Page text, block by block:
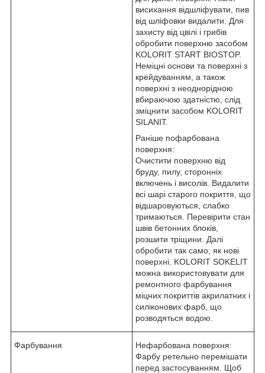
висихання відшліфувати, пив
від шліфовки видалити. Для
захисту від цвілі і грибів
обробити поверхню засобом
KOLORIT START BIOSTOP.
Неміцні основи та поверхні з
крейдуванням, а також
поверхні з неоднорідною
вбираючою здатністю, слід
зміцнити засобом KOLORIT
SILANIT.
Раніше пофарбована
поверхня:
Очистити поверхню від
бруду, пилу, сторонніх
включень і висолів. Видалити
всі шарі старого покриття, що
відшаровуються, слабко
тримаються. Перевірити стан
швів бетонних блоків,
розшити тріщини. Далі
обробити так само, як нові
поверхні. KOLORIT SOKELIT
можна використовувати для
ремонтного фарбування
міцних покриттів акрилатних і
силіконових фарб, що
розводяться водою.
Фарбування
Нефарбована поверхня:
Фарбу ретельно перемішати
перед застосуванням. Щоб